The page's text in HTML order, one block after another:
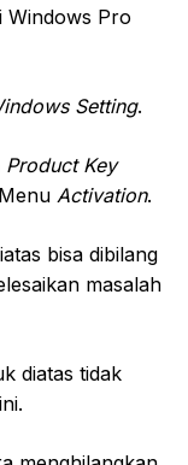
Windows Pro
Setting.
Product Key
Activation.
bisa dibilang
masalah
diatas tidak